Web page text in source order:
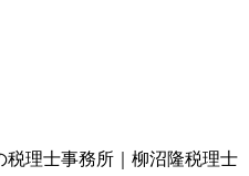
理士事務所｜柳沼隆税理士